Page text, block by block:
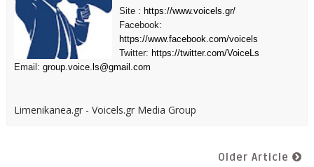
Site : https://www.voicels.gr/
Facebook:
https://www.facebook.com/voicels
Twitter: https://twitter.com/VoiceLs
Email: group.voice.ls@gmail.com
Limenikanea.gr - Voicels.gr Media Group
Older Article